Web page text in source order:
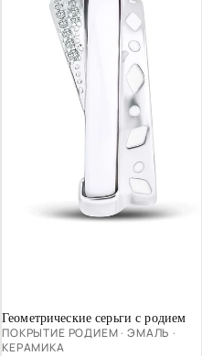
Скидка -25%
Геометрические серьги с родием
ПОКРЫТИЕ РОДИЕМ · ЭМАЛЬ ·
КЕРАМИКА